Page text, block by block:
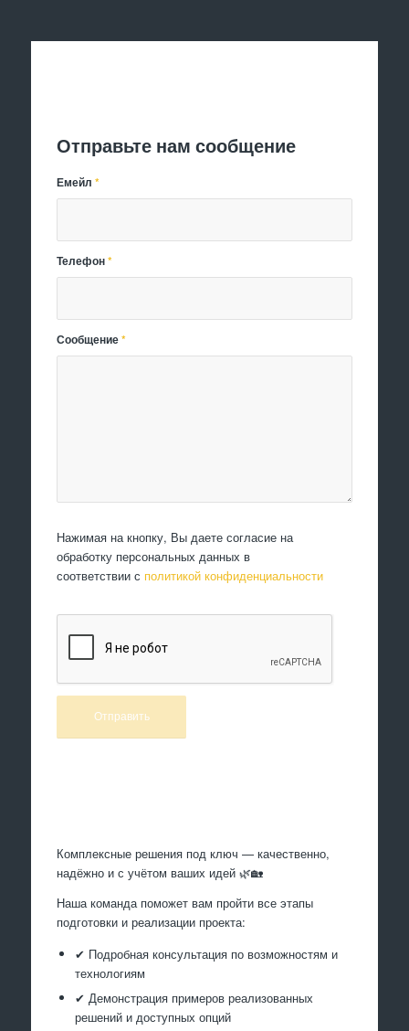
Отправьте нам сообщение
Емейл*
Телефон*
Сообщение*
Нажимая на кнопку, Вы даете согласие на
обработку персональных данных в
соответствии с политикой конфиденциальности
Комплексные решения под ключ — качественно,
надёжно и с учётом ваших идей 🌿🏡
Наша команда поможет вам пройти все этапы
подготовки и реализации проекта:
✔ Подробная консультация по возможностям и
технологиям
✔ Демонстрация примеров реализованных
решений и доступных опций